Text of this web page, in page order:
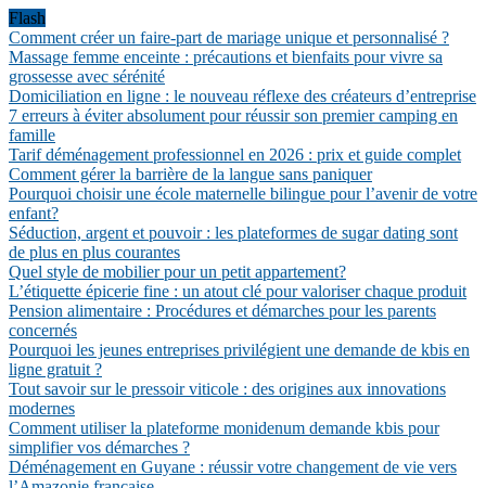
Flash
Comment créer un faire-part de mariage unique et personnalisé ?
Massage femme enceinte : précautions et bienfaits pour vivre sa
grossesse avec sérénité
Domiciliation en ligne : le nouveau réflexe des créateurs d’entreprise
7 erreurs à éviter absolument pour réussir son premier camping en
famille
Tarif déménagement professionnel en 2026 : prix et guide complet
Comment gérer la barrière de la langue sans paniquer
Pourquoi choisir une école maternelle bilingue pour l’avenir de votre
enfant?
Séduction, argent et pouvoir : les plateformes de sugar dating sont
de plus en plus courantes
Quel style de mobilier pour un petit appartement?
L’étiquette épicerie fine : un atout clé pour valoriser chaque produit
Pension alimentaire : Procédures et démarches pour les parents
concernés
Pourquoi les jeunes entreprises privilégient une demande de kbis en
ligne gratuit ?
Tout savoir sur le pressoir viticole : des origines aux innovations
modernes
Comment utiliser la plateforme monidenum demande kbis pour
simplifier vos démarches ?
Déménagement en Guyane : réussir votre changement de vie vers